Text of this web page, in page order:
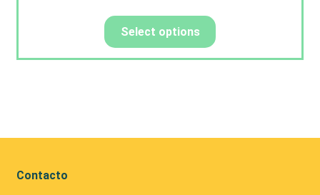
Select options
Contacto